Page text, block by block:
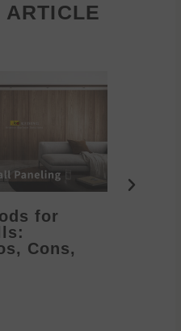
ARTICLE
for
Cons,